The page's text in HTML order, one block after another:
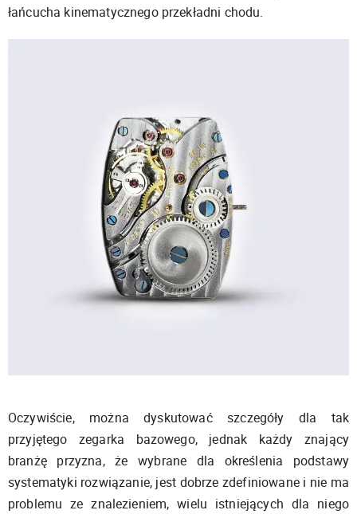
łańcucha kinematycznego przekładni chodu.
Oczywiście, można dyskutować szczegóły dla tak
przyjętego zegarka bazowego, jednak każdy znający
branżę przyzna, że wybrane dla określenia podstawy
systematyki rozwiązanie, jest dobrze zdefiniowane i nie ma
problemu ze znalezieniem, wielu istniejących dla niego